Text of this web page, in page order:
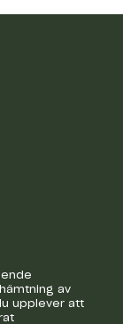
av
upplever att